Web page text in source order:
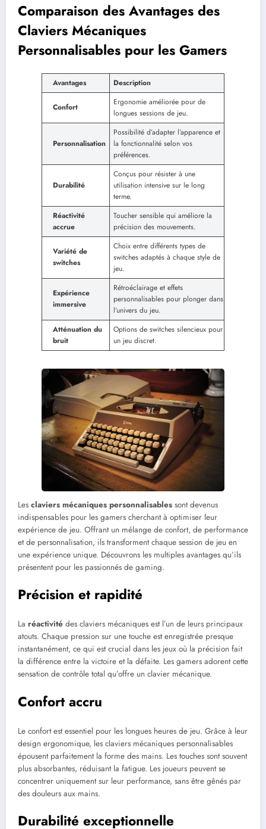
Comparaison des Avantages des
Claviers Mécaniques
Personnalisables pour les Gamers
Avantages Description
Confort
Ergonomie améliorée pour de
longues sessions de jeu.
Personnalisation
Possibilité d’adapter l’apparence et
la fonctionnalité selon vos
préférences.
Durabilité
Conçus pour résister à une
utilisation intensive sur le long
terme.
Réactivité
accrue
Toucher sensible qui améliore la
précision des mouvements.
Variété de
switches
Choix entre différents types de
switches adaptés à chaque style de
jeu.
Expérience
immersive
Rétroéclairage et effets
personnalisables pour plonger dans
l’univers du jeu.
Atténuation du
bruit
Options de switches silencieux pour
un jeu discret.
Les claviers mécaniques personnalisables sont devenus
indispensables pour les gamers cherchant à optimiser leur
expérience de jeu. Offrant un mélange de confort, de performance
et de personnalisation, ils transforment chaque session de jeu en
une expérience unique. Découvrons les multiples avantages qu’ils
présentent pour les passionnés de gaming.
Précision et rapidité
La réactivité des claviers mécaniques est l’un de leurs principaux
atouts. Chaque pression sur une touche est enregistrée presque
instantanément, ce qui est crucial dans les jeux où la précision fait
la différence entre la victoire et la défaite. Les gamers adorent cette
sensation de contrôle total qu’offre un clavier mécanique.
Confort accru
Le confort est essentiel pour les longues heures de jeu. Grâce à leur
design ergonomique, les claviers mécaniques personnalisables
épousent parfaitement la forme des mains. Les touches sont souvent
plus absorbantes, réduisant la fatigue. Les joueurs peuvent se
concentrer uniquement sur leur performance, sans être gênés par
des douleurs aux mains.
Durabilité exceptionnelle